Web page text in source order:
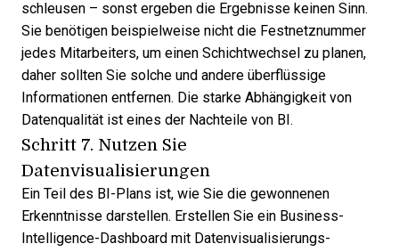
schleusen – sonst ergeben die Ergebnisse keinen Sinn.
Sie benötigen beispielweise nicht die Festnetznummer
jedes Mitarbeiters, um einen Schichtwechsel zu planen,
daher sollten Sie solche und andere überflüssige
Informationen entfernen. Die starke Abhängigkeit von
Datenqualität ist eines der Nachteile von BI .
Schritt 7. Nutzen Sie
Datenvisualisierungen
Ein Teil des BI-Plans ist, wie Sie die gewonnenen
Erkenntnisse darstellen. Erstellen Sie ein Business-
Intelligence-Dashboard mit Datenvisualisierungs-